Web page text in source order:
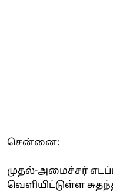
சென்னை:
முதல்-அமைச்சர்
வெளியிட்டுள்ள